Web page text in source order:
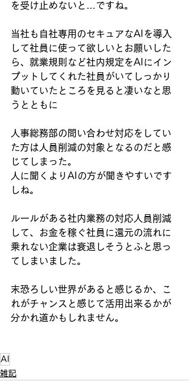
を受け止めないと…ですね。
当社も自社専用のセキュアなAIを導入
して社員に使って欲しいとお願いした
ら、就業規則など社内規定をAIにイン
プットしてくれた社員がいてしっかり
動いていたところを見ると凄いなと思
うとともに
人事総務部の問い合わせ対応をしてい
た方は人員削減の対象となるのだと感
じてしまった。
人に聞くよりAIの方が聞きやすいです
しね。
ルールがある社内業務の対応人員削減
して、お金を稼ぐ社員に還元の流れに
乗れない企業は衰退しそうとふと思っ
てしまいました。
末恐ろしい世界があると感じるか、こ
れがチャンスと感じて活用出来るかが
分かれ道かもしれません。
AI
雑記